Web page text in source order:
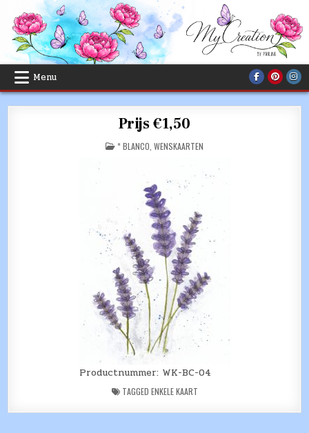
content
Menu
Prijs €1,50
POSTED
IN
* BLANCO WENSKAARTEN
Productnummer: WK-BC-04
TAGGED ENKELE KAART